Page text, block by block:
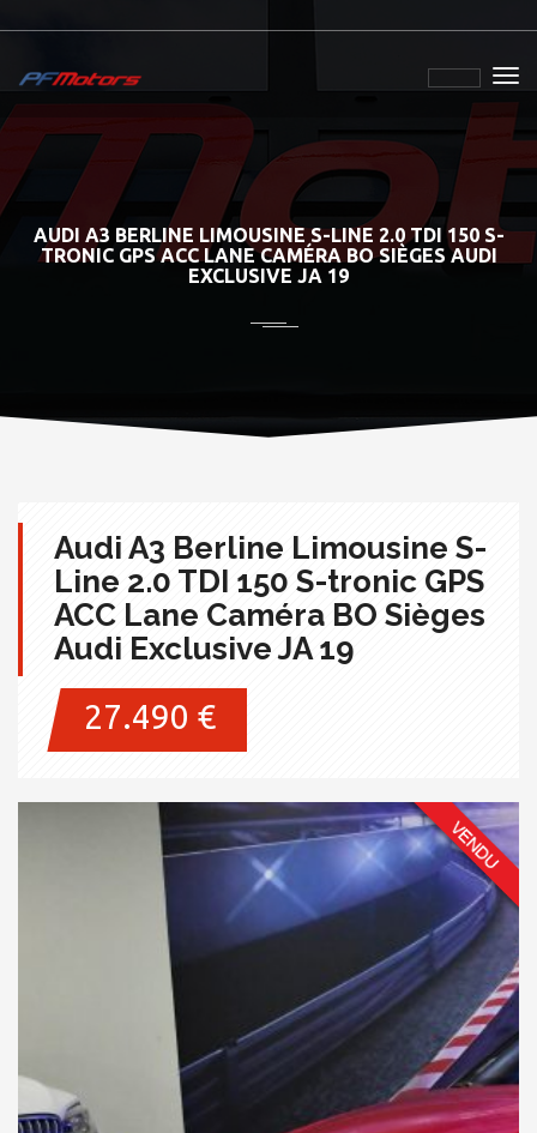
AUDI A3 BERLINE LIMOUSINE S-LINE 2.0 TDI 150 S-
TRONIC GPS ACC LANE CAMÉRA BO SIÈGES AUDI
EXCLUSIVE JA 19
Audi A3 Berline Limousine S-
Line 2.0 TDI 150 S-tronic GPS
ACC Lane Caméra BO Sièges
Audi Exclusive JA 19
27.490 €